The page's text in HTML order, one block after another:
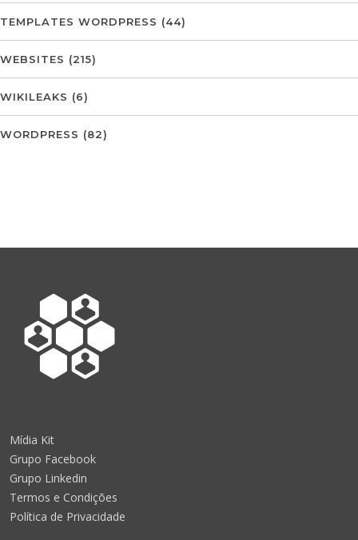
TEMPLATES WORDPRESS (44)
WEBSITES (215)
WIKILEAKS (6)
WORDPRESS (82)
Mídia Kit
Grupo Facebook
Grupo Linkedin
Termos e Condições
Política de Privacidade